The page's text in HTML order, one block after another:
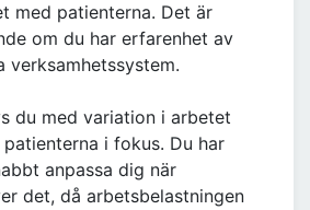
med patienterna. Det är
om du har erfarenhet av
verksamhetssystem.
du med variation i arbetet
i fokus. Du har
anpassa dig när
det, då arbetsbelastningen